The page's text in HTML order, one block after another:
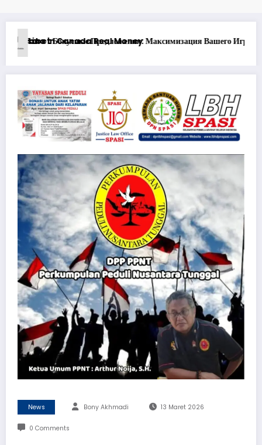
Опыта
Ən yaxşı Pinco mərclərdə real qazanc ssenariləri ilə
News Bony Akhmadi 13 Maret 2026
0 Comments